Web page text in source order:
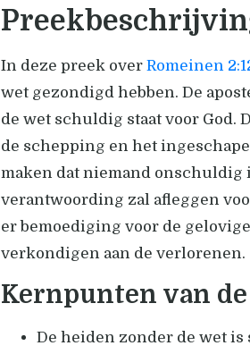
In deze preek over Romeinen
wet gezondigd hebben. De
de wet schuldig staat voor
de schepping en het
maken dat niemand onschuldig
verantwoording zal afleggen
er bemoediging voor de
verkondigen aan de verlorenen.
Kernpunten van
De heiden zonder de wet